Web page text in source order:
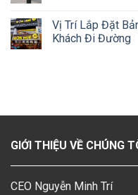
Vị Trí Lắp Đặt
Khách Đi Đường
GIỚI THIỆU VỀ CHÚNG
CEO Nguyễn Minh Trí